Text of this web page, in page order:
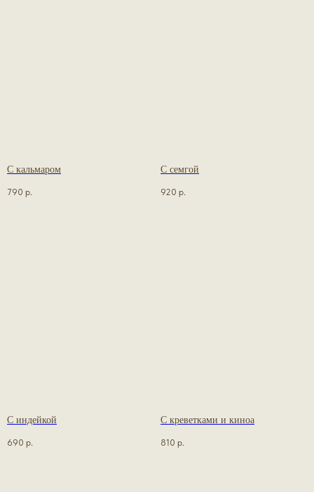
С кальмаром
790 р.
С семгой
920 р.
С индейкой
690 р.
С креветками и киноа
810 р.